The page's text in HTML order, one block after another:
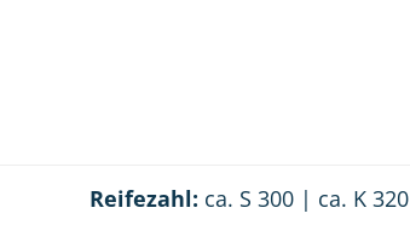
Reifezahl: ca. S 300 | ca. K 320